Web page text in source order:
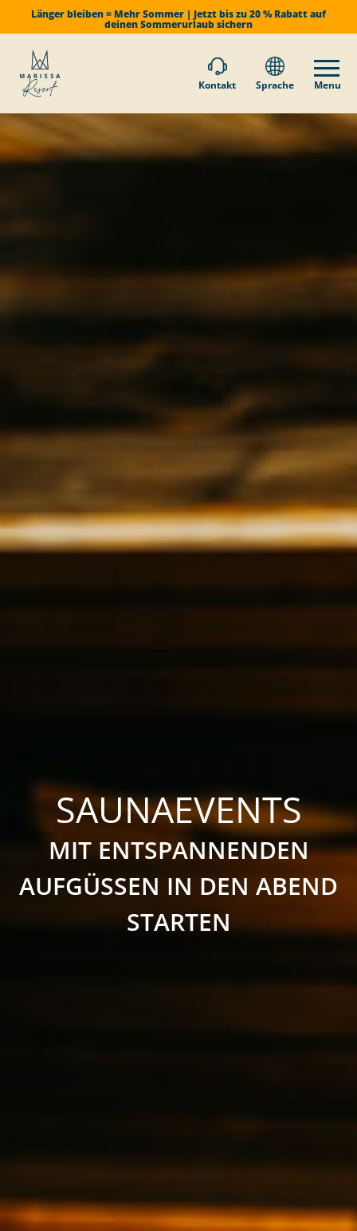
Länger bleiben = Mehr Sommer | Jetzt bis zu 20 % Rabatt auf
deinen Sommerurlaub sichern
Kontakt Sprache Menu
SAUNAEVENTS
MIT ENTSPANNENDEN
AUFGÜSSEN IN DEN ABEND
STARTEN